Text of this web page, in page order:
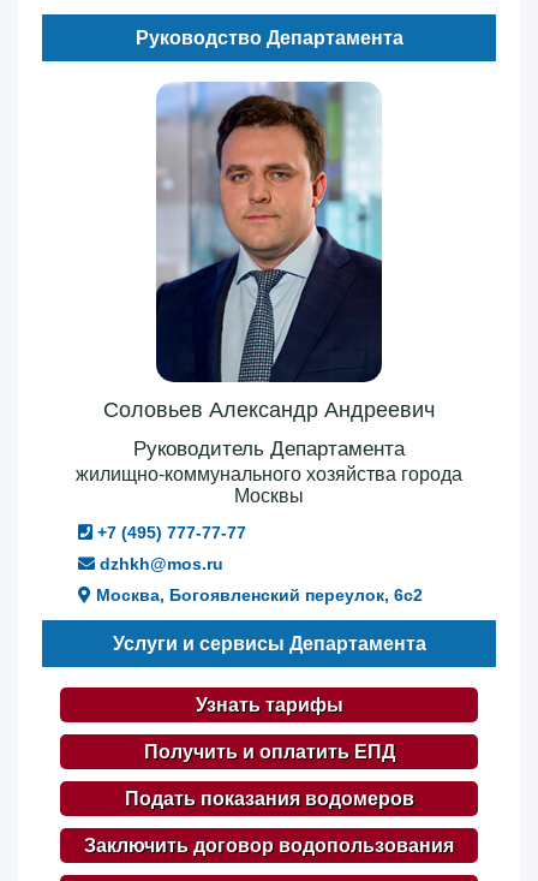
Руководство Департамента
Соловьев Александр Андреевич
Руководитель Департамента
жилищно-коммунального хозяйства города
Москвы
+7 (495) 777-77-77
dzhkh@mos.ru
Москва, Богоявленский переулок, 6с2
Услуги и сервисы Департамента
Узнать тарифы
Получить и оплатить ЕПД
Подать показания водомеров
Заключить договор водопользования